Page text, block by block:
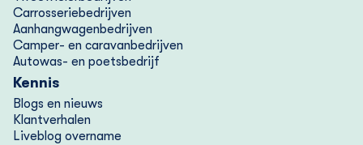
Carrosseriebedrijven
Aanhangwagenbedrijven
Camper- en caravanbedrijven
Autowas- en poetsbedrijf
Kennis
Blogs en nieuws
Klantverhalen
Liveblog overname